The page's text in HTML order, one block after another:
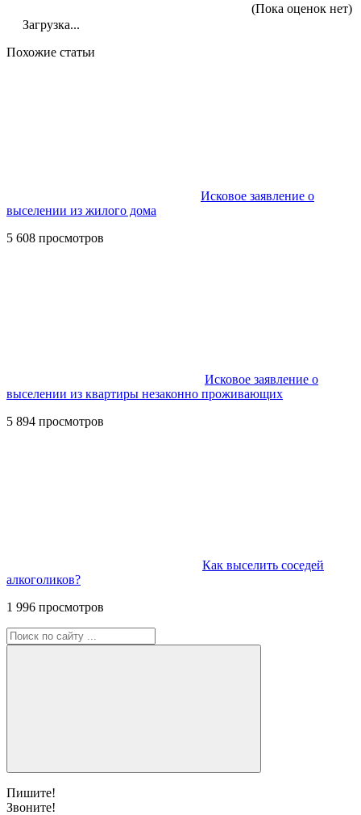
(Пока оценок нет)
Загрузка...
Похожие статьи
Исковое заявление о
выселении из жилого дома
5 608 просмотров
Исковое заявление о
выселении из квартиры незаконно проживающих
5 894 просмотров
Как выселить соседей
алкоголиков?
1 996 просмотров
Пишите!
Звоните!